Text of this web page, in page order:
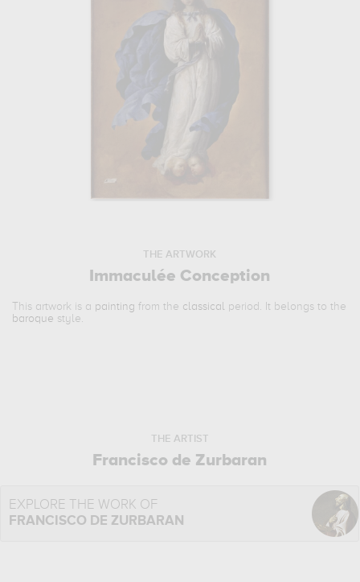
THE ARTWORK
Immaculée Conception
This artwork is a painting from the classical period. It belongs to the
baroque style.
THE ARTIST
Francisco de Zurbaran
EXPLORE THE WORK OF
FRANCISCO DE ZURBARAN